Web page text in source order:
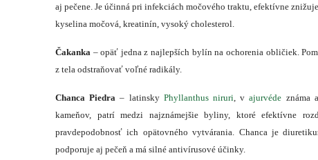
aj pečene. Je účinná pri infekciách močového traktu, efektívne
kyselina močová, kreatinín, vysoký cholesterol.
Čakanka – opäť jedna z najlepších bylín na ochorenia obličiek.
z tela odstraňovať voľné radikály.
Chanca Piedra – latinsky Phyllanthus niruri , vajurvéde známa
kameňov, patrí medzi najznámejšie byliny, ktoré efektívne
pravdepodobnosť ich opätovného vytvárania. Chanca je
podporuje aj pečeň a má silné antivírusové účinky.